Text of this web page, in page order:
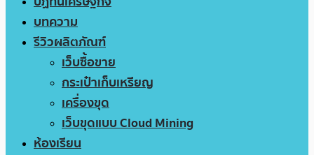
บทความ
รีวิวผลิตภัณฑ์
เว็บซื้อขาย
กระเป๋าเก็บเหรียญ
เครื่องขุด
เว็บขุดแบบ Cloud Mining
ห้องเรียน